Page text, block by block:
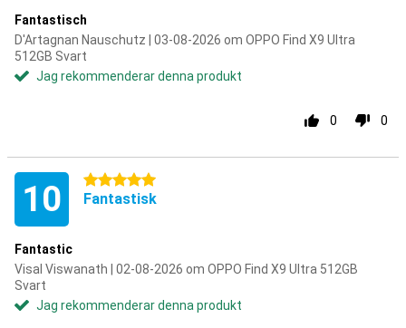
Fantastisch
D'Artagnan Nauschutz | 03-08-2026 om OPPO Find X9 Ultra
512GB Svart
Jag rekommenderar denna produkt
0 0
10 5 stjärnor
Fantastisk
Fantastic
Visal Viswanath | 02-08-2026 om OPPO Find X9 Ultra 512GB
Svart
Jag rekommenderar denna produkt